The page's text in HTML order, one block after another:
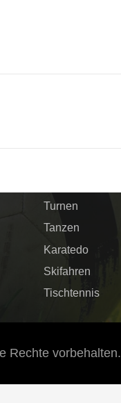
Turnen
Tanzen
Karatedo
Skifahren
Tischtennis
Rechte vorbehalten.